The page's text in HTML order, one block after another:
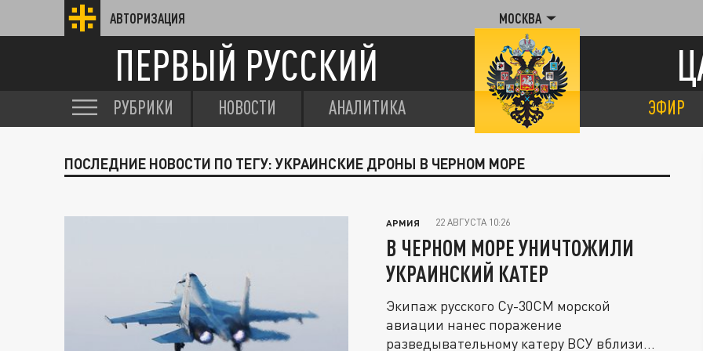
АВТОРИЗАЦИЯ МОСКВА
ПЕРВЫЙ РУССКИЙ
РУБРИКИ НОВОСТИ АНАЛИТИКА ЭФИР
ПОСЛЕДНИЕ НОВОСТИ ПО ТЕГУ: УКРАИНСКИЕ ДРОНЫ В ЧЕРНОМ МОРЕ
АРМИЯ 22 АВГУСТА 10:26
В ЧЕРНОМ МОРЕ УНИЧТОЖИЛИ
УКРАИНСКИЙ КАТЕР
Экипаж русского Су-30СМ морской
авиации нанес поражение
разведывательному катеру ВСУ вблизи